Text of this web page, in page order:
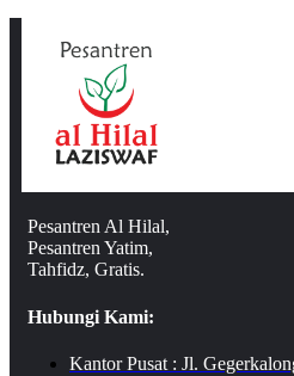
Pesantren Al Hilal,
Pesantren Yatim,
Tahfidz, Gratis.
Hubungi Kami:
Kantor Pusat : Jl.